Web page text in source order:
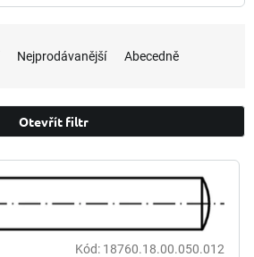
Nejprodávanější Abecedně
Otevřít filtr
Kód: 18760.18.00.050.012